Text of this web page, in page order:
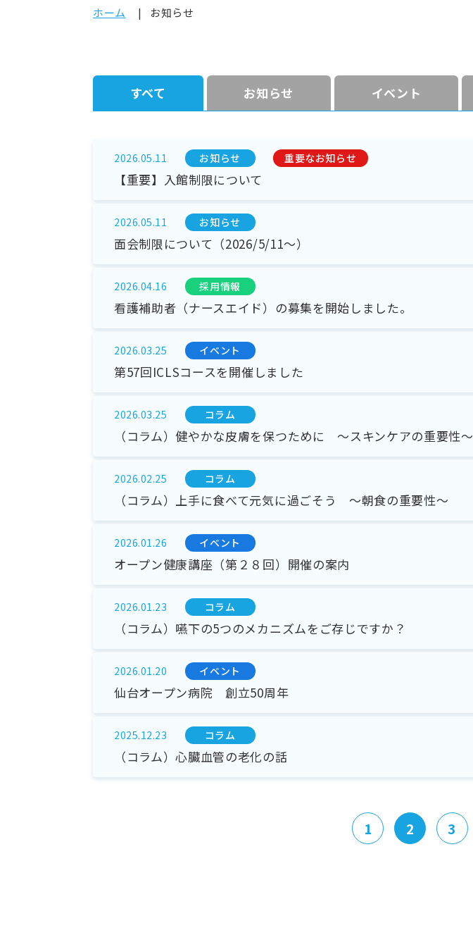
ホーム お知らせ
すべて お知らせ イベント
2026.05.11 お知らせ 重要なお知らせ
【重要】入館制限について
2026.05.11 お知らせ
面会制限について（2026/5/11～）
2026.04.16 採⽤情報
看護補助者（ナースエイド）の募集を開始しました。
2026.03.25 イベント
第57回ICLSコースを開催しました
2026.03.25 コラム
（コラム）健やかな皮膚を保つために ～スキンケアの重要性～
2026.02.25 コラム
（コラム）上手に食べて元気に過ごそう ～朝食の重要性～
2026.01.26 イベント
オープン健康講座（第２８回）開催の案内
2026.01.23 コラム
（コラム）嚥下の5つのメカニズムをご存じですか？
2026.01.20 イベント
仙台オープン病院 創立50周年
2025.12.23 コラム
（コラム）心臓血管の老化の話
1 2 3